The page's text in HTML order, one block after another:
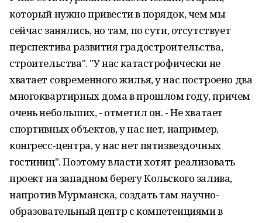
который нужно привести в порядок, чем мы
сейчас занялись, но там, по сути, отсутствует
перспектива развития градостроительства,
строительства". "У нас катастрофически не
хватает современного жилья, у нас построено два
многоквартирных дома в прошлом году, причем
очень небольших, - отметил он. - Не хватает
спортивных объектов, у нас нет, например,
конгресс-центра, у нас нет пятизвездочных
гостиниц". Поэтому власти хотят реализовать
проект на западном берегу Кольского залива,
напротив Мурманска, создать там научно-
образовательный центр с компетенциями в